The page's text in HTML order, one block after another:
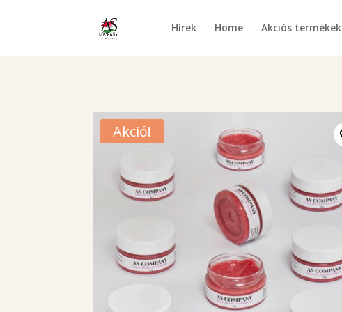
Hírek Home Akciós termékek
Akció!